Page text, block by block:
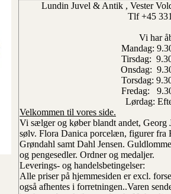
Lundin Juvel & Antik , Vester
Tlf +45
Vi har
Mandag:
Tirsdag:
Onsdag:
Torsdag:
Fredag:
Lørdag:
Velkommen til vores side.
Vi sælger og køber blandt andet, Georg
sølv. Flora Danica porcelæn, figurer fra
Grøndahl samt Dahl Jensen.
og pengesedler. Ordner og medaljer.
Leverings- og handelsbetingelser:
Alle priser på hjemmesiden er excl.
også afhentes i forretningen..Varen